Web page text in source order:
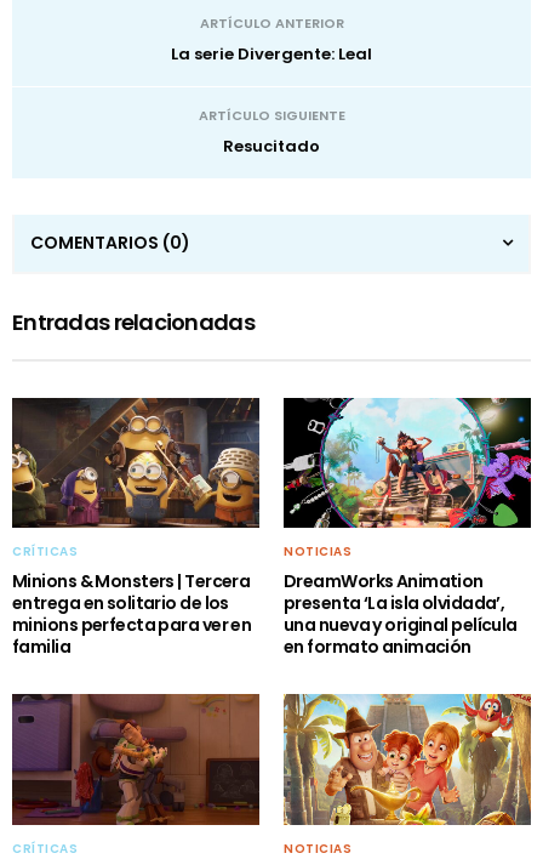
ARTÍCULO ANTERIOR
La serie Divergente: Leal
ARTÍCULO SIGUIENTE
Resucitado
COMENTARIOS (0)
Entradas relacionadas
CRÍTICAS
Minions & Monsters | Tercera
entrega en solitario de los
minions perfecta para ver en
familia
NOTICIAS
DreamWorks Animation
presenta ‘La isla olvidada’,
una nueva y original película
en formato animación
CRÍTICAS NOTICIAS